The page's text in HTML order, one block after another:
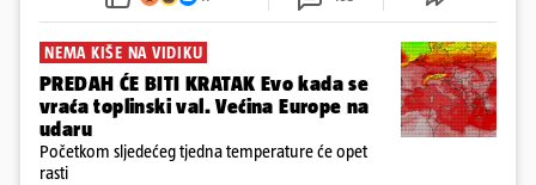
NEMA KIŠE NA VIDIKU
PREDAH ĆE BITI KRATAK Evo kada se
vraća toplinski val. Većina Europe na
udaru
Početkom sljedećeg tjedna temperature će opet
rasti